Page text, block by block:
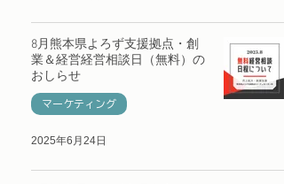
8月熊本県よろず支援拠点・創
業＆経営経営相談日（無料）の
おしらせ
マーケティング
2025年6月24日